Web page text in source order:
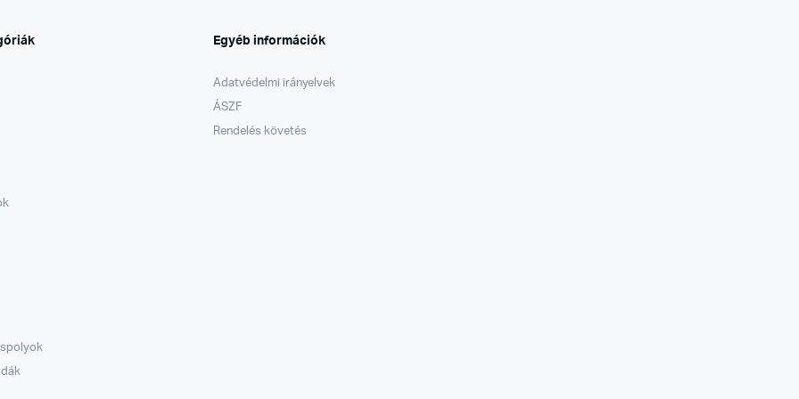
Egyéb információk
Adatvédelmi irányelvek
ÁSZF
Rendelés követés